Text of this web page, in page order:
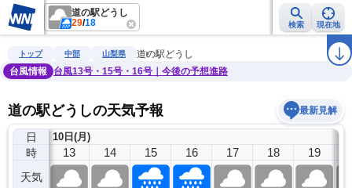
道の駅どうし
29/18 検索 現在地
雨雲レーダー 台風情報 地震情報 ラ
トップ 中部 山梨県
道の駅どうし
台風情報
台風13号・15号・16号｜今後の予想進路
道の駅どうしの天気予報 最新見解
日
時
天気
10日(月)
12 13 14 15 16 17 18 19